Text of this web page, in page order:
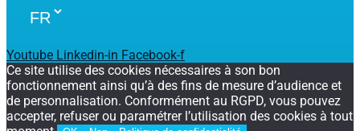
Youtube Linkedin-in Facebook-f
Ce site utilise des cookies nécessaires à son bon
fonctionnement ainsi qu’à des fins de mesure d’audience et
de personnalisation. Conformément au RGPD, vous pouvez
accepter, refuser ou paramétrer l’utilisation des cookies à tout